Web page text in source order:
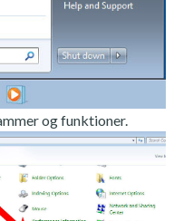
og funktioner.